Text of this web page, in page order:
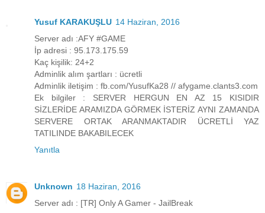
Yusuf KARAKUŞLU 14 Haziran, 2016
Server adı :AFY #GAME
İp adresi : 95.173.175.59
Kaç kişilik: 24+2
Adminlik alım şartları : ücretli
Adminlik iletişim : fb.com/YusufKa28 // afygame.clants3.com
Ek bilgiler : SERVER HERGUN EN AZ 15 KISIDIR
SİZLERİDE ARAMIZDA GÖRMEK İSTERİZ AYNI ZAMANDA
SERVERE ORTAK ARANMAKTADIR ÜCRETLİ YAZ
TATILINDE BAKABILECEK
Yanıtla
Unknown 18 Haziran, 2016
Server adı : [TR] Only A Gamer - JailBreak